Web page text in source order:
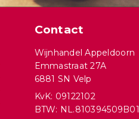
Contact
Wijnhandel Appeldoorn
Emmastraat 27A
6881 SN Velp
KvK: 09122102
BTW: NL.810394509B01